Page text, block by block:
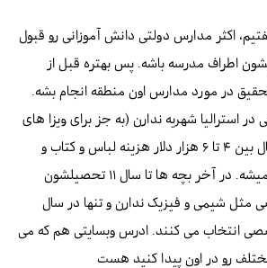
اکثر مدارس دولتی دانش آموزانی رو قبول
اطراف مدرسه باشه. پس بهتره قبل از
در مورد مدارس اون منطقه انجام بشه.
استرالیا شهریه ندارن (به جز برای ویزا های
دانش اموزی) اما در سال بین ۴ تا ۶ هزار دلار هزینه لباس و کتاب و
هزینه کمک به مدرسه میشه. در آخر بچه ها تا سال ۱۱ تحصیلشون
شیمی و فیزیک ندارن و تنها در سال
تخصصی انتخاب می کنند. ادرس وبسایتی هم که می
رو در اون پیدا کنید هست